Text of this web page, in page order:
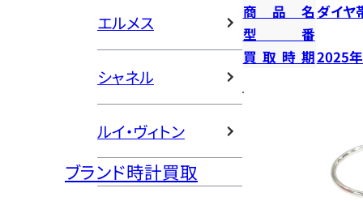
エルメス
シャネル
ルイ・ヴィトン
ブランド時計買取
商品名ダイヤ
型番
買取時期2025